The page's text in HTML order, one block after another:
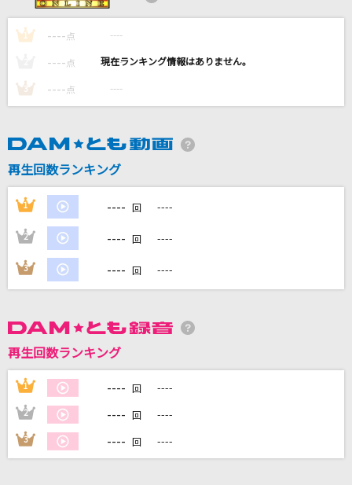
[生音]果てない空
嵐(アラシ)
もっと見る
DAMに会員登録・ログインして
家族や友達と一緒に！練習にも！
1 ---- 点 ----
---- 点 ----
3 ---- 点 ----
再生回数ランキング
1 ---- 回 ----
2 ---- 回 ----
3 ---- 回 ----
再生回数ランキング
1 ---- 回 ----
2 ---- 回 ----
3 ---- 回 ----